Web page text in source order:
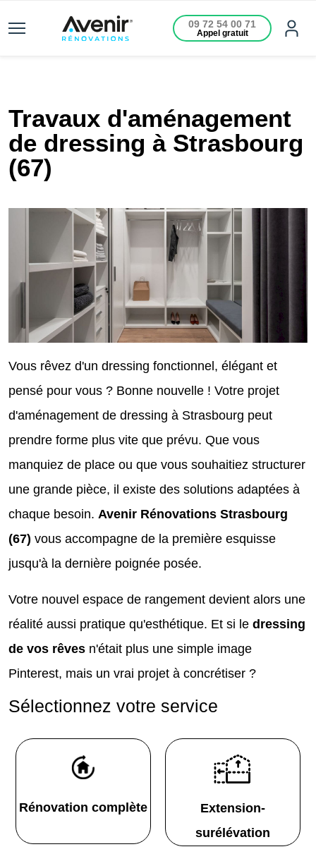
09 72 54 00 71
Appel gratuit
Travaux d'aménagement
de dressing à Strasbourg
(67)
Vous rêvez d'un dressing fonctionnel, élégant et
pensé pour vous ? Bonne nouvelle ! Votre projet
d'aménagement de dressing à Strasbourg peut
prendre forme plus vite que prévu. Que vous
manquiez de place ou que vous souhaitiez structurer
une grande pièce, il existe des solutions adaptées à
chaque besoin. Avenir Rénovations Strasbourg
(67) vous accompagne de la première esquisse
jusqu'à la dernière poignée posée.
Votre nouvel espace de rangement devient alors une
réalité aussi pratique qu'esthétique. Et si le dressing
de vos rêves n'était plus une simple image
Pinterest, mais un vrai projet à concrétiser ?
Sélectionnez votre service
Rénovation complète
Extension-
surélévation